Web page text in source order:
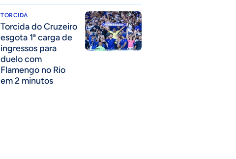
TORCIDA
Torcida do Cruzeiro
esgota 1ª carga de
ingressos para
duelo com
Flamengo no Rio
em 2 minutos